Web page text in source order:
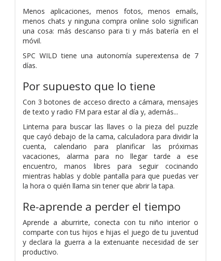
Menos aplicaciones, menos fotos, menos emails,
menos chats y ninguna compra online solo significan
una cosa: más descanso para ti y más batería en el
móvil.
SPC WILD tiene una autonomía superextensa de 7
días.
Por supuesto que lo tiene
Con 3 botones de acceso directo a cámara, mensajes
de texto y radio FM para estar al día y, además...
Linterna para buscar las llaves o la pieza del puzzle
que cayó debajo de la cama, calculadora para dividir la
cuenta, calendario para planificar las próximas
vacaciones, alarma para no llegar tarde a ese
encuentro, manos libres para seguir cocinando
mientras hablas y doble pantalla para que puedas ver
la hora o quién llama sin tener que abrir la tapa.
Re-aprende a perder el tiempo
Aprende a aburrirte, conecta con tu niño interior o
comparte con tus hijos e hijas el juego de tu juventud
y declara la guerra a la extenuante necesidad de ser
productivo.